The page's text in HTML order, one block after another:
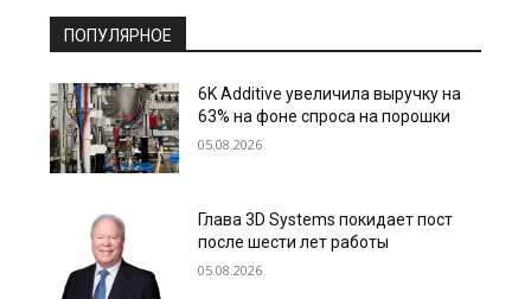
ПОПУЛЯРНОЕ
6K Additive увеличила выручку на
63% на фоне спроса на порошки
05.08.2026
Глава 3D Systems покидает пост
после шести лет работы
05.08.2026